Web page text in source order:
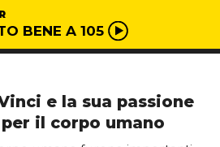
BENE A 105
e la sua passione
il corpo umano